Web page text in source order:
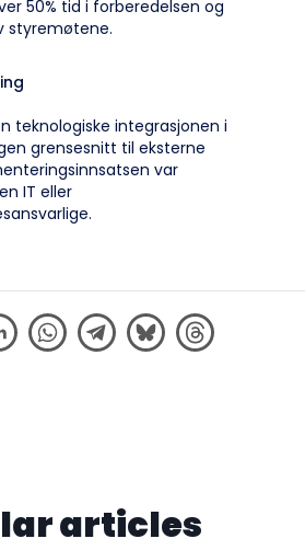
50% tid i forberedelsen og
styremøtene.
teknologiske integrasjonen i
grensesnitt til eksterne
var
IT eller
articles